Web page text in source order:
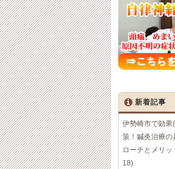
新着記事
伊勢崎市で効果
策！鍼灸治療の
ローチとメリ
18)